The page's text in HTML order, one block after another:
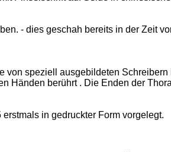
- dies geschah bereits in der Zeit
speziell ausgebildeten
Händen berührt . Die Enden der
in gedruckter Form vorgelegt.